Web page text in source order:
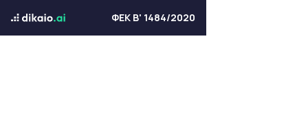
ΦΕΚ Β' 1484/2020